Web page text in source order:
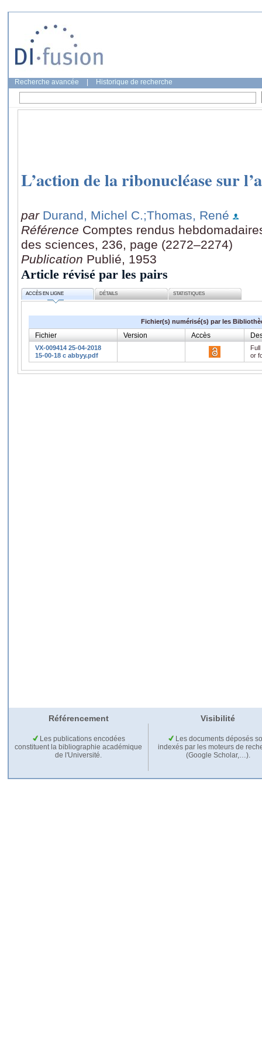
Recherche avancée Historique de recherche
L’action de la ribonucléase sur
par Durand, Michel C.;Thomas, René
Référence Comptes rendus
des sciences, 236, page (2272–2274)
Publication Publié, 1953
Article révisé par les pairs
ACCÈS EN LIGNE DÉTAILS STATISTIQUES
Fichier(s) numérisé(s) par les
Fichier Version Accès
VX-009414 25-04-2018
15-00-18 c abbyy.pdf
or
Référencement Visibilité
Les publications encodées
constituent la bibliographie académique
de l'Université.
Les documents déposés
indexés par les moteurs de
(Google Scholar,…).